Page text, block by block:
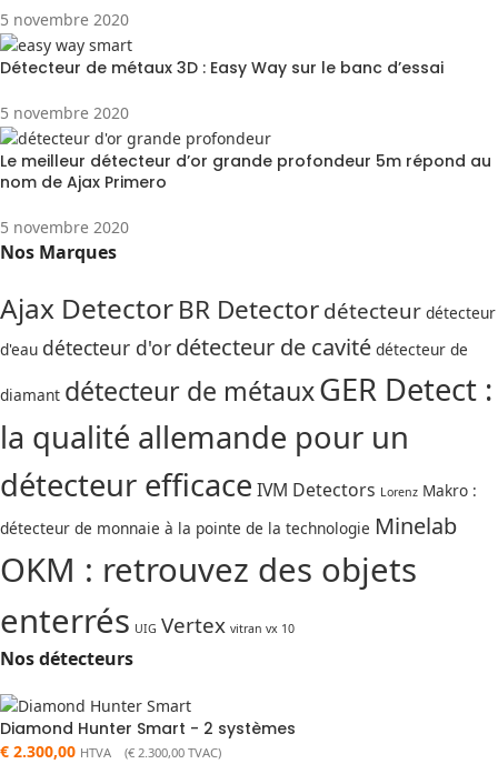
5 novembre 2020
Détecteur de métaux 3D : Easy Way sur le banc d’essai
5 novembre 2020
Le meilleur détecteur d’or grande profondeur 5m répond au
nom de Ajax Primero
5 novembre 2020
Nos Marques
Ajax DetectorBR Detectordétecteur détecteur
d'eau détecteur d'or détecteur de cavité détecteur de
diamant détecteur de métauxGER Detect :
la qualité allemande pour un
détecteur efficace IVM Detectors Lorenz Makro :
détecteur de monnaie à la pointe de la technologie Minelab
OKM : retrouvez des objets
enterrés UIG Vertex vitran vx 10
Nos détecteurs
Diamond Hunter Smart - 2 systèmes
€ 2.300,00 HTVA (€ 2.300,00 TVAC)